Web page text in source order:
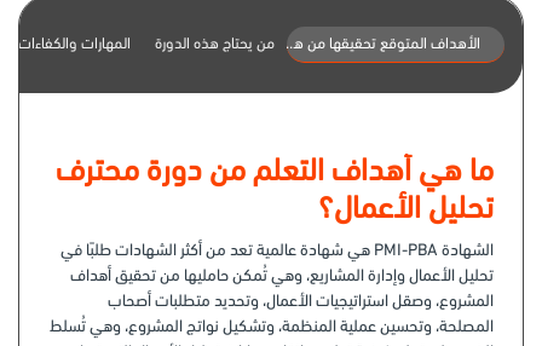
الأهداف المتوقع تحقيقها من هذه الدورةمن يحتاج هذه الدورة المهارات والكفاءات
ما هي أهداف التعلم من دورة محترف
تحليل الأعمال؟
الشهادة PMI-PBA هي شهادة عالمية تعد من أكثر الشهادات طلبًا في
تحليل الأعمال وإدارة المشاريع، وهي تُمكن حامليها من تحقيق أهداف
المشروع، وصقل استراتيجيات الأعمال، وتحديد متطلبات أصحاب
المصلحة، وتحسين عملية المنظمة، وتشكيل نواتج المشروع، وهي تُسلط